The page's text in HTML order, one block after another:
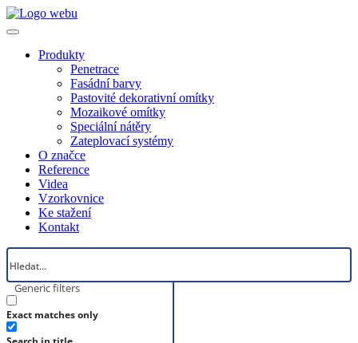
Produkty
Penetrace
Fasádní barvy
Pastovité dekorativní omítky
Mozaikové omítky
Speciální nátěry
Zateplovací systémy
O značce
Reference
Videa
Vzorkovnice
Ke stažení
Kontakt
Generic filters
Exact matches only